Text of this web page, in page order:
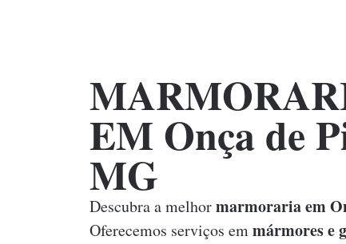
EM Onça de
MG
Descubra a melhormarmoraria em
Oferecemos serviços emmármores e